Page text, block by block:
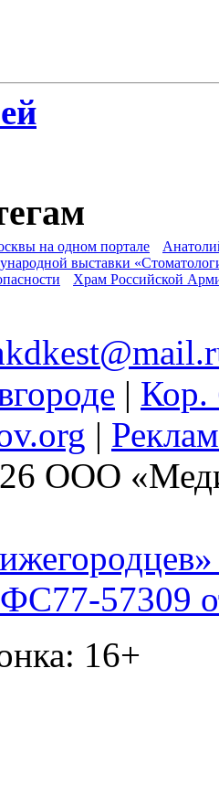
на одном портале
выставки
Храм Российской
| Кор.
|
ООО
57309
16+